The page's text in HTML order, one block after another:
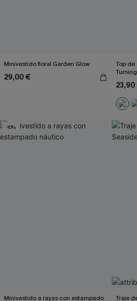
Minivestido floral Garden Glow
29,00 €
Top
Turning
23,90
-10%
Minivestido a rayas con estampado Traje